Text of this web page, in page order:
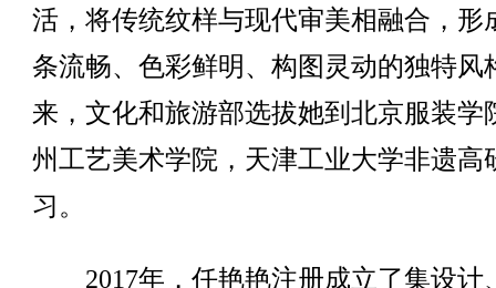
活，将传统纹样与现代审美相融合，形
条流畅、色彩鲜明、构图灵动的独特风
来，文化和旅游部选拔她到北京服装学
州工艺美术学院，天津工业大学非遗高
习。
2017年，任艳艳注册成立了集设计